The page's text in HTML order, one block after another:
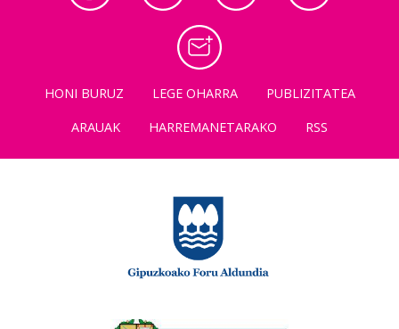
HONI BURUZ LEGE OHARRA
PUBLIZITATEA
ARAUAK
HARREMANETARAKO RSS